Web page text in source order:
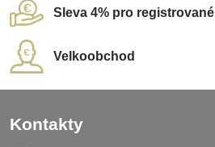
Sleva 4% pro registrované
Velkoobchod
Kontakty